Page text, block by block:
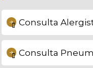
Consulta
Consulta